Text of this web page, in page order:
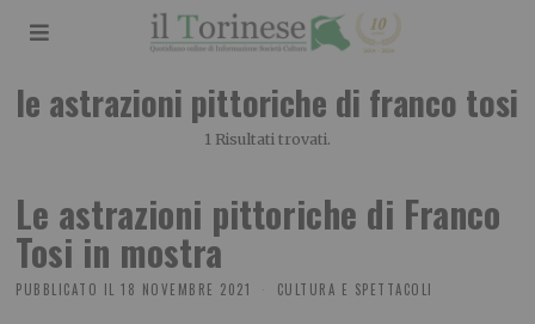
le astrazioni pittoriche di franco tosi
1 Risultati trovati.
Le astrazioni pittoriche di Franco
Tosi in mostra
PUBBLICATO IL 18 NOVEMBRE 2021 CULTURA E SPETTACOLI